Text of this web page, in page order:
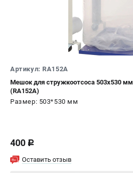
СЕРВИС
МАГАЗИНЫ
ИЗБРАННОЕ 0 )
)
Сервисный центр
Гарантия
Артикул: RA152A
Мешок для стружкоотсоса 503х530
(RA152A)
Размер: 503*530 мм
400 c
Оставить отзыв